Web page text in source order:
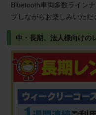
Bluetooth⾞両多数ライン
ブしながらお楽しみいただ
中・長期、法人様向けの